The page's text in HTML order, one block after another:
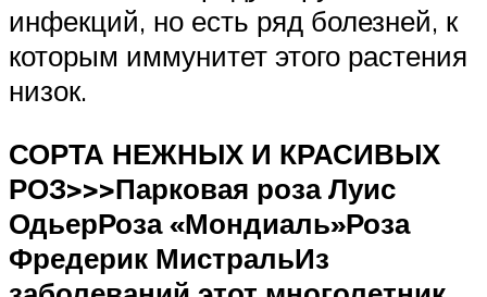
инфекций, но есть ряд болезней, к
которым иммунитет этого растения
низок.
СОРТА НЕЖНЫХ И КРАСИВЫХ
РОЗ>>>Парковая роза Луис
ОдьерРоза «Мондиаль»Роза
Фредерик МистральИз